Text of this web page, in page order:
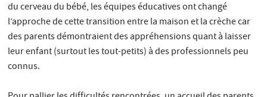
du cerveau du bébé, les équipes éducatives ont changé
l’approche de cette transition entre la maison et la crèche car
des parents démontraient des appréhensions quant à laisser
leur enfant (surtout les tout-petits) à des professionnels peu
connus.